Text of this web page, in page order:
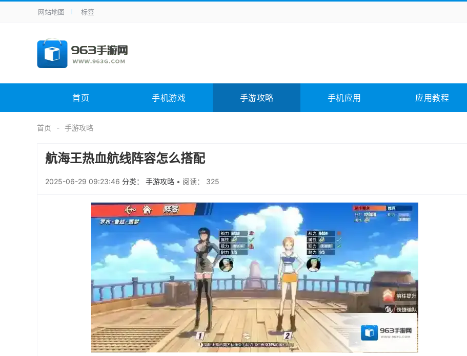
手机应用
手机游戏 体育竞技
电脑软件 其它类别 图形软件 安全相关 应用软件 影音软件 插件下载
未分类 综合其它
网站地图 标签
首页 手机游戏 手游攻略 手机应用 应用教程
首页 手游攻略
航海王热血航线阵容怎么搭配
2025-06-29 09:23:46 分类： 手游攻略 • 阅读： 325